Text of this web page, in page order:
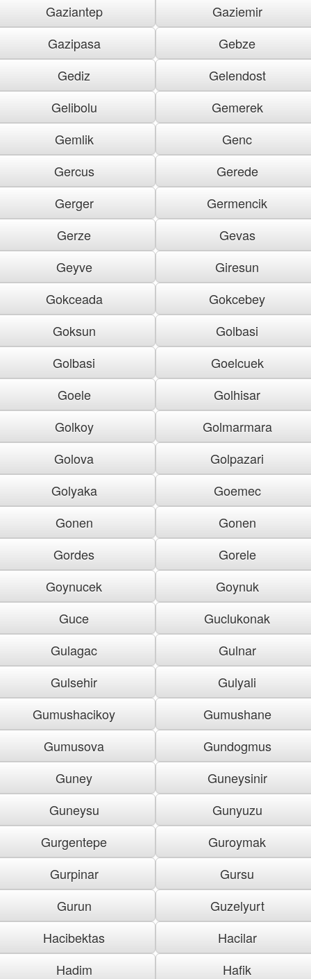
Gaziantep
Gaziemir
Gazipasa
Gebze
Gediz
Gelendost
Gelibolu
Gemerek
Gemlik
Genc
Gercus
Gerede
Gerger
Germencik
Gerze
Gevas
Geyve
Giresun
Gokceada
Gokcebey
Goksun
Golbasi
Golbasi
Goelcuek
Goele
Golhisar
Golkoy
Golmarmara
Golova
Golpazari
Golyaka
Goemec
Gonen
Gonen
Gordes
Gorele
Goynucek
Goynuk
Guce
Guclukonak
Gulagac
Gulnar
Gulsehir
Gulyali
Gumushacikoy
Gumushane
Gumusova
Gundogmus
Guney
Guneysinir
Guneysu
Gunyuzu
Gurgentepe
Guroymak
Gurpinar
Gursu
Gurun
Guzelyurt
Hacibektas
Hacilar
Hadim
Hafik